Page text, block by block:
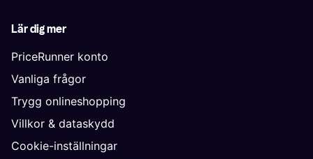
Lär dig mer
PriceRunner konto
Vanliga frågor
Trygg onlineshopping
Villkor & dataskydd
Cookie-inställningar